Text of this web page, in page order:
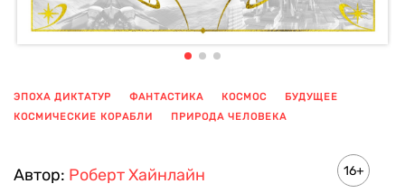
ЭПОХА ДИКТАТУР ФАНТАСТИКА КОСМОС
БУДУЩЕЕ
КОСМИЧЕСКИЕ КОРАБЛИ
ПРИРОДА ЧЕЛОВЕКА
Автор: Роберт Хайнлайн
16+